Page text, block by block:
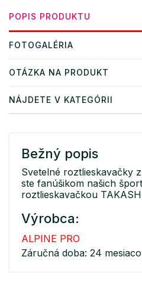
POPIS PRODUKTU
FOTOGALÉRIA
OTÁZKA NA PRODUKT
NÁJDETE V KATEGÓRII
Bežný popis
Svetelné roztlieskavačky
ste fanúšikom našich
roztlieskavačkou
Výrobca:
ALPINE PRO
Záručná doba: 24